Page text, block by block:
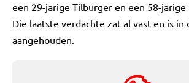
een 29-jarige Tilburger en een 58-jarige
Die laatste verdachte zat al vast en is in
aangehouden.